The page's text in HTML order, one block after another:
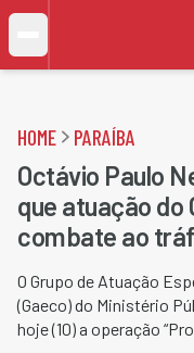
HOME PARAÍBA
Octávio Paulo
que atuação do
combate ao
O Grupo de Atuação
(Gaeco) do Ministério
hoje (10) a operação